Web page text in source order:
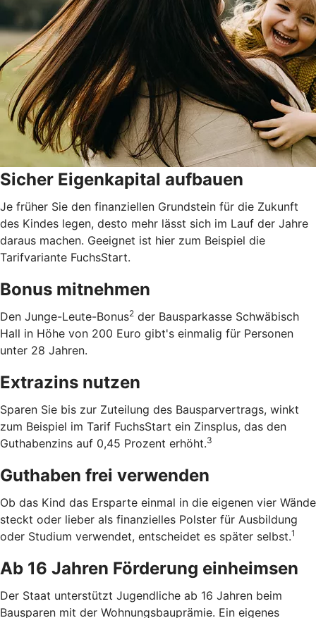
Sicher Eigenkapital aufbauen
Je früher Sie den finanziellen Grundstein für die Zukunft
des Kindes legen, desto mehr lässt sich im Lauf der Jahre
daraus machen. Geeignet ist hier zum Beispiel die
Tarifvariante FuchsStart.
Bonus mitnehmen
Den Junge-Leute-Bonus2 der Bausparkasse Schwäbisch
Hall in Höhe von 200 Euro gibt's einmalig für Personen
unter 28 Jahren.
Extrazins nutzen
Sparen Sie bis zur Zuteilung des Bausparvertrags, winkt
zum Beispiel im Tarif FuchsStart ein Zinsplus, das den
Guthabenzins auf 0,45 Prozent erhöht.3
Guthaben frei verwenden
Ob das Kind das Ersparte einmal in die eigenen vier Wände
steckt oder lieber als finanzielles Polster für Ausbildung
oder Studium verwendet, entscheidet es später selbst.1
Ab 16 Jahren Förderung einheimsen
Der Staat unterstützt Jugendliche ab 16 Jahren beim
Bausparen mit der Wohnungsbauprämie. Ein eigenes